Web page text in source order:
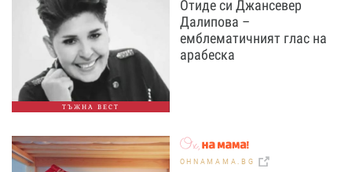
ТЪЖНА ВЕСТ
Отиде си Джансевер
Далипова –
емблематичният глас на
арабеска
OHNAMAMA.BG